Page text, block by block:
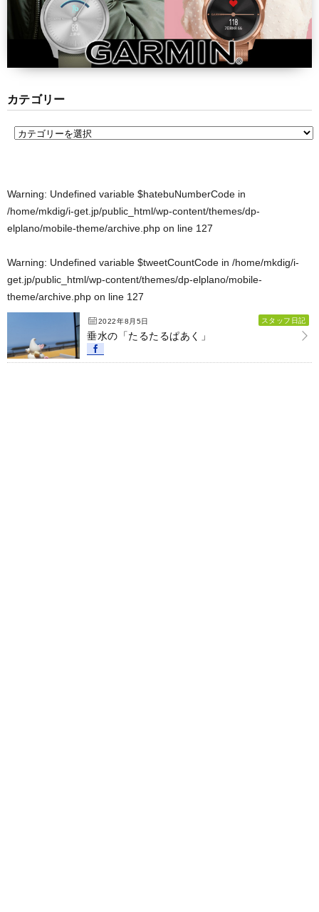
カテゴリー
Warning: Undefined variable $hatebuNumberCode in
/home/mkdig/i-get.jp/public_html/wp-content/themes/dp-
elplano/mobile-theme/archive.php on line 127
Warning: Undefined variable $tweetCountCode in /home/mkdig/i-
get.jp/public_html/wp-content/themes/dp-elplano/mobile-
theme/archive.php on line 127
2022年8月5日 スタッフ日記
垂水の「たるたるぱあく」